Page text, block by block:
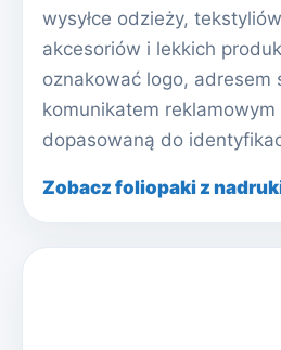
wysyłce odzieży,
akcesoriów i lekkich
oznakować logo, adresem
komunikatem
dopasowaną do
Zobacz foliopaki z